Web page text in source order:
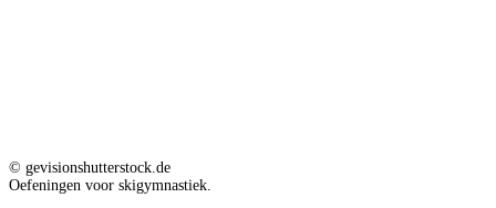
© gevisionshutterstock.de
Oefeningen voor skigymnastiek.